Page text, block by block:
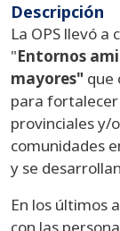
Descripción
La OPS llevó
"Entornos
mayores" que
para
provinciales y/
comunidades
y se
En los últimos